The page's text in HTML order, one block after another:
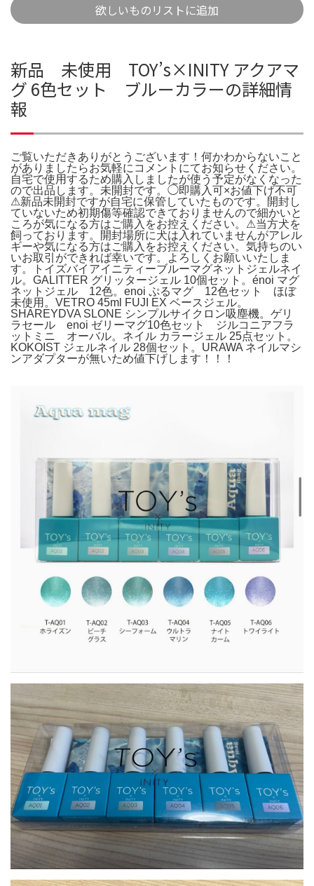
欲しいものリストに追加
新品 未使用 TOY’s×INITY アクアマ
グ 6色セット ブルーカラーの詳細情
報
ご覧いただきありがとうございます！何かわからないこと
がありましたらお気軽にコメントにてお知らせください。
自宅で使用するため購入しましたが使う予定がなくなった
ので出品します。未開封です。◯即購入可×お値下げ不可
⚠新品未開封ですが自宅に保管していたものです。開封し
ていないため初期傷等確認できておりませんので細かいと
ころが気になる方はご購入をお控えください。⚠当方犬を
飼っております。開封場所に犬は入れていませんがアレル
ギーや気になる方はご購入をお控えください。気持ちのい
いお取引ができれば幸いです。よろしくお願いいたしま
す。トイズバイアイニティーブルーマグネットジェルネイ
ル。GALITTER グリッタージェル 10個セット。énoi マグ
ネットジェル 12色。enoi ぷるマグ 12色セット ほぼ
未使用。VETRO 45ml FUJI EX ベースジェル。
SHAREYDVA SLONE シンプルサイクロン吸塵機。ゲリ
ラセール enoi ゼリーマグ10色セット ジルコニアフラ
ットミニ オーバル。ネイル カラージェル 25点セット。
KOKOIST ジェルネイル 28個セット。URAWA ネイルマシ
ンアダプターが無いため値下げします！！！